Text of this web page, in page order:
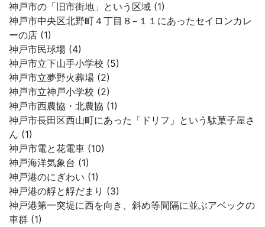
神戸市の「旧市街地」という区域 (1)
神戸市中央区北野町４丁目８−１１にあったセイロンカレ
ーの店 (1)
神戸市民球場 (4)
神戸市立下山手小学校 (5)
神戸市立夢野火葬場 (2)
神戸市立神戸小学校 (2)
神戸市西農協・北農協 (1)
神戸市長田区西山町にあった「ドリフ」という駄菓子屋さ
ん (1)
神戸市電と花電車 (10)
神戸海洋気象台 (1)
神戸港のにぎわい (1)
神戸港の艀と艀だまり (3)
神戸港第一突堤に西を向き、斜め等間隔に並ぶアベックの
車群 (1)